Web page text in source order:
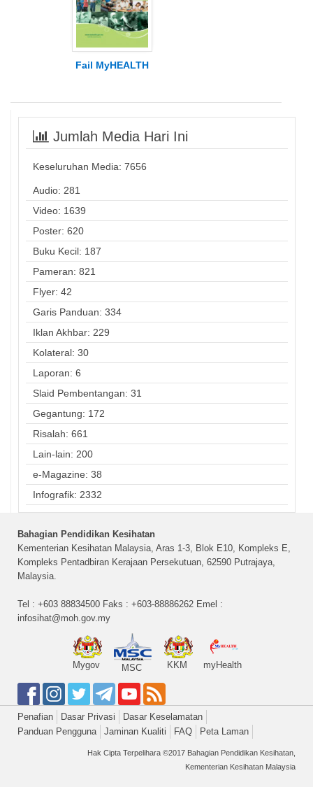
Fail MyHEALTH
Jumlah Media Hari Ini
Keseluruhan Media: 7656
Audio: 281
Video: 1639
Poster: 620
Buku Kecil: 187
Pameran: 821
Flyer: 42
Garis Panduan: 334
Iklan Akhbar: 229
Kolateral: 30
Laporan: 6
Slaid Pembentangan: 31
Gegantung: 172
Risalah: 661
Lain-lain: 200
e-Magazine: 38
Infografik: 2332
Bahagian Pendidikan Kesihatan
Kementerian Kesihatan Malaysia, Aras 1-3, Blok E10, Kompleks E,
Kompleks Pentadbiran Kerajaan Persekutuan, 62590 Putrajaya,
Malaysia.
Tel : +603 88834500 Faks : +603-88886262 Emel :
infosihat@moh.gov.my
Mygov MSC KKM myHealth
Penafian Dasar Privasi
Dasar Keselamatan
Panduan Pengguna
Jaminan Kualiti FAQ Peta Laman
Hak Cipta Terpelihara ©2017 Bahagian Pendidikan Kesihatan,
Kementerian Kesihatan Malaysia